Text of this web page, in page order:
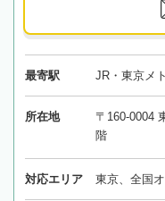
最寄駅 JR・東京メ
所在地
〒160-0004
階
対応エリア 東京、全国